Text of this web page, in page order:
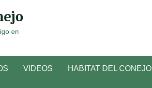
en
VIDEOS HABITAT DEL CONEJO